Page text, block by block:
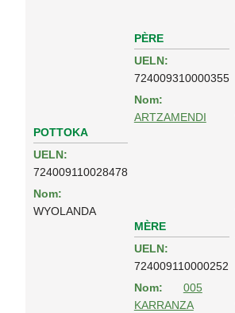
POTTOKA
UELN:
724009110028478
Nom:
WYOLANDA
PÈRE
UELN:
724009310000355
Nom:
ARTZAMENDI
MÈRE
UELN:
724009110000252
Nom:
005
KARRANZA